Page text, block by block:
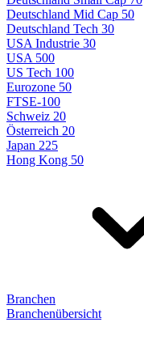
Deutschland Mid Cap 50
Deutschland Tech 30
USA Industrie 30
USA 500
US Tech 100
Eurozone 50
FTSE-100
Schweiz 20
Österreich 20
Japan 225
Hong Kong 50
Branchen
Branchenübersicht